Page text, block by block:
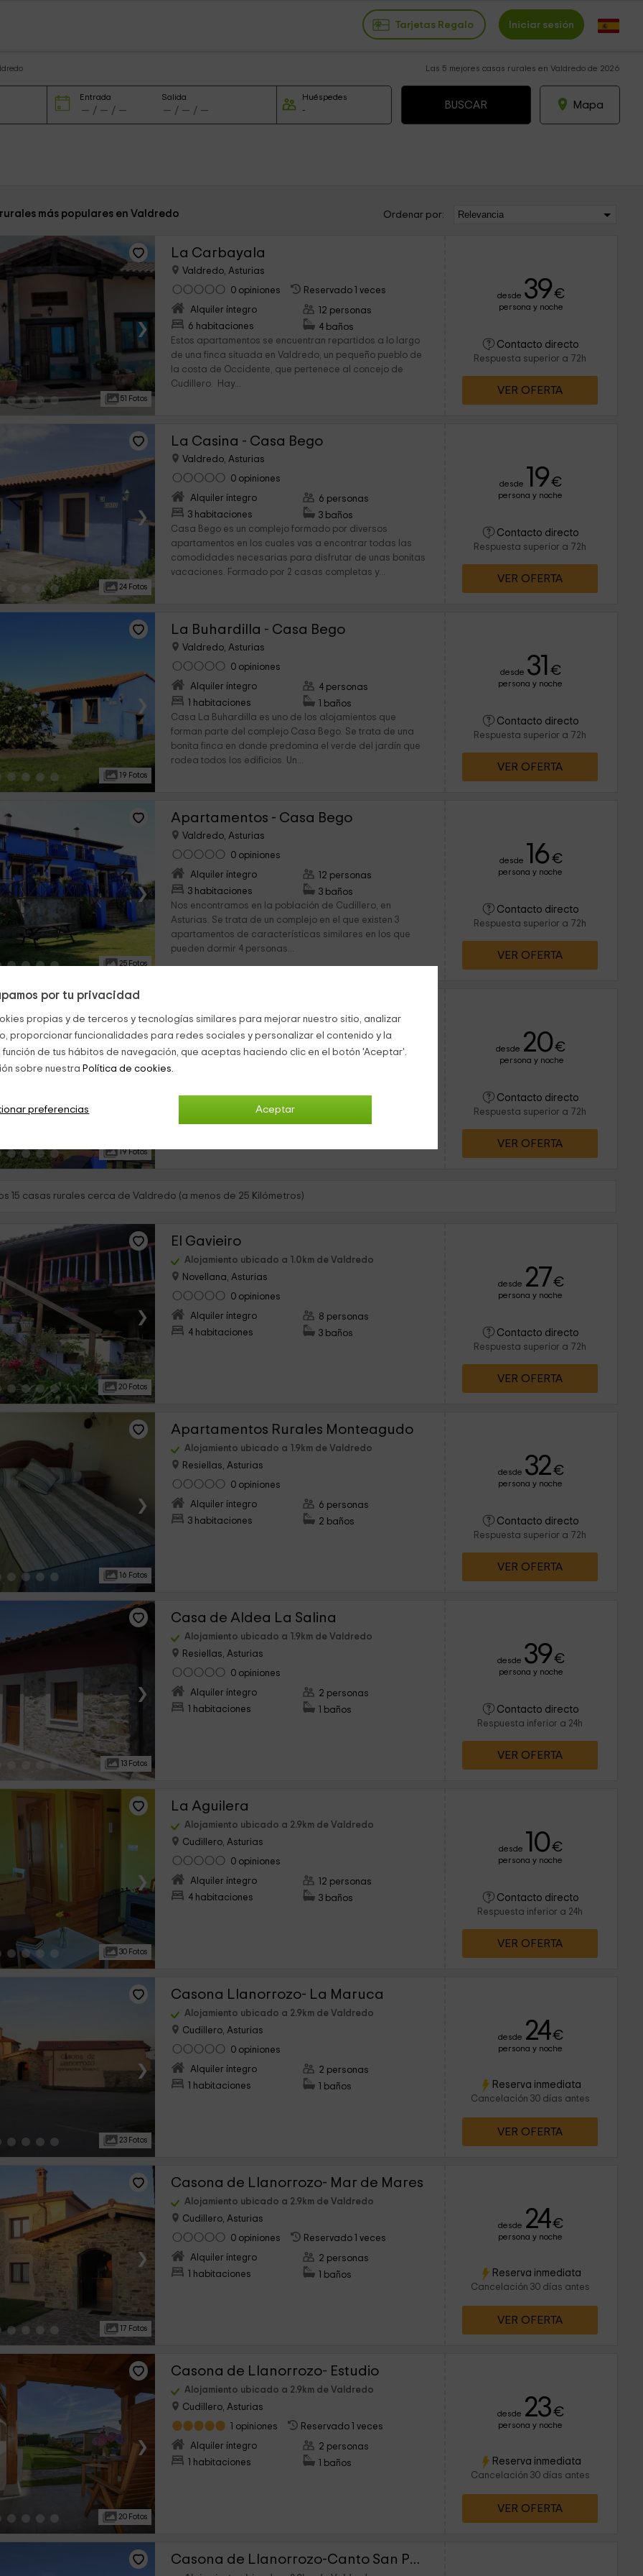
por tu privacidad
propias y de terceros y tecnologías similares para mejorar nuestro sitio, analizar
proporcionar funcionalidades para redes sociales y personalizar el contenido y la
de tus hábitos de navegación, que aceptas haciendo clic en el botón 'Aceptar'.
sobre nuestra Política de cookies.
Aceptar
preferencias
Tarjetas Regalo Iniciar sesión
Las 5 mejores casas rurales en Valdredo de 2026
Entrada Salida Huéspedes
Mapa
más populares en Valdredo Ordenar por:
›
51 Fotos
La Carbayala
Valdredo, Asturias
0 opiniones
Reservado 1 veces
Alquiler íntegro
6 habitaciones
12 personas
4 baños
Estos apartamentos se encuentran repartidos a lo largo
de una finca situada en Valdredo, un pequeño pueblo de
la costa de Occidente, que pertenece al concejo de
Cudillero. Hay...
desde 39€
persona y noche
Contacto directo
Respuesta superior a 72h
VER OFERTA
›
24 Fotos
La Casina - Casa Bego
Valdredo, Asturias
0 opiniones
Alquiler íntegro
3 habitaciones
6 personas
3 baños
Casa Bego es un complejo formado por diversos
apartamentos en los cuales vas a encontrar todas las
comodidades necesarias para disfrutar de unas bonitas
vacaciones. Formado por 2 casas completas y...
desde 19€
persona y noche
Contacto directo
Respuesta superior a 72h
VER OFERTA
›
19 Fotos
La Buhardilla - Casa Bego
Valdredo, Asturias
0 opiniones
Alquiler íntegro
1 habitaciones
4 personas
1 baños
Casa La Buhardilla es uno de los alojamientos que
forman parte del complejo Casa Bego. Se trata de una
bonita finca en donde predomina el verde del jardín que
rodea todos los edificios. Un...
desde 31 €
persona y noche
Contacto directo
Respuesta superior a 72h
VER OFERTA
›
25 Fotos
Apartamentos - Casa Bego
Valdredo, Asturias
0 opiniones
Alquiler íntegro
3 habitaciones
12 personas
3 baños
Nos encontramos en la población de Cudillero, en
Asturias. Se trata de un complejo en el que existen 3
apartamentos de características similares en los que
pueden dormir 4 personas...
desde 16 €
persona y noche
Contacto directo
Respuesta superior a 72h
VER OFERTA
›
19 Fotos
Valdredo, Asturias
0 opiniones
Nuestra localización se centra dentro de Asturias,
concretamente en la zona de Valredo que pertenece a la
población de Cudillero. Ponemos a tu disposición un
desde 20€
persona y noche
Contacto directo
Respuesta superior a 72h
VER OFERTA
15 casas rurales cerca de Valdredo (a menos de 25 Kilómetros)
›
20 Fotos
El Gavieiro
Alojamiento ubicado a 1.0km de Valdredo
Novellana, Asturias
0 opiniones
Alquiler íntegro
4 habitaciones
8 personas
3 baños
desde 27€
persona y noche
Contacto directo
Respuesta superior a 72h
VER OFERTA
›
16 Fotos
Apartamentos Rurales Monteagudo
Alojamiento ubicado a 1.9km de Valdredo
Resiellas, Asturias
0 opiniones
Alquiler íntegro
3 habitaciones
6 personas
2 baños
desde 32€
persona y noche
Contacto directo
Respuesta superior a 72h
VER OFERTA
›
13 Fotos
Casa de Aldea La Salina
Alojamiento ubicado a 1.9km de Valdredo
Resiellas, Asturias
0 opiniones
Alquiler íntegro
1 habitaciones
2 personas
1 baños
desde 39€
persona y noche
Contacto directo
Respuesta inferior a 24h
VER OFERTA
›
30 Fotos
La Aguilera
Alojamiento ubicado a 2.9km de Valdredo
Cudillero, Asturias
0 opiniones
Alquiler íntegro
4 habitaciones
12 personas
3 baños
desde 10€
persona y noche
Contacto directo
Respuesta inferior a 24h
VER OFERTA
›
23 Fotos
Casona Llanorrozo- La Maruca
Alojamiento ubicado a 2.9km de Valdredo
Cudillero, Asturias
0 opiniones
Alquiler íntegro
1 habitaciones
2 personas
1 baños
desde 24€
persona y noche
Reserva inmediata
Cancelación 30 días antes
VER OFERTA
›
17 Fotos
Casona de Llanorrozo- Mar de Mares
Alojamiento ubicado a 2.9km de Valdredo
Cudillero, Asturias
0 opiniones
Reservado 1 veces
Alquiler íntegro
1 habitaciones
2 personas
1 baños
desde 24€
persona y noche
Reserva inmediata
Cancelación 30 días antes
VER OFERTA
›
20 Fotos
Casona de Llanorrozo- Estudio
Alojamiento ubicado a 2.9km de Valdredo
Cudillero, Asturias
1 opiniones
Reservado 1 veces
Alquiler íntegro
1 habitaciones
2 personas
1 baños
desde 23€
persona y noche
Reserva inmediata
Cancelación 30 días antes
VER OFERTA
Casona de Llanorrozo-Canto San Pedro